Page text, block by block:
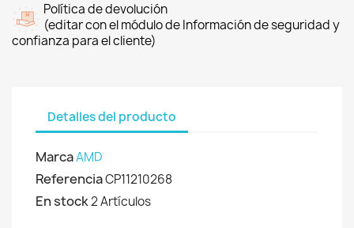
Política de devolución
(editar con el módulo de Información de seguridad y
confianza para el cliente)
Detalles del producto
MarcaAMD
ReferenciaCP11210268
En stock2 Artículos